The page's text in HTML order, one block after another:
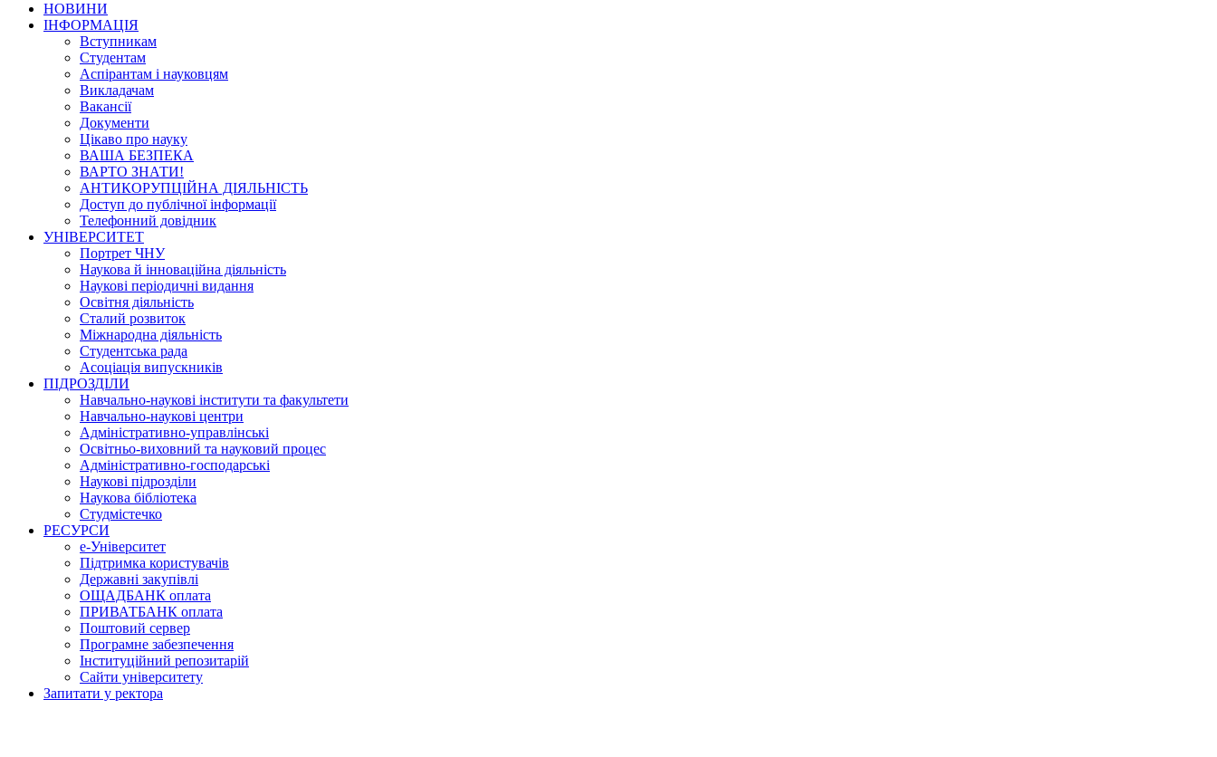
НОВИНИ
ІНФОРМАЦІЯ
Вступникам
Студентам
Аспірантам і науковцям
Викладачам
Вакансії
Документи
Цікаво про науку
ВАША БЕЗПЕКА
ВАРТО ЗНАТИ!
АНТИКОРУПЦІЙНА ДІЯЛЬНІСТЬ
Доступ до публічної інформації
Телефонний довідник
УНІВЕРСИТЕТ
Портрет ЧНУ
Наукова й інноваційна діяльність
Наукові періодичні видання
Освітня діяльність
Сталий розвиток
Міжнародна діяльність
Студентська рада
Асоціація випускників
ПІДРОЗДІЛИ
Навчально-наукові інститути та факультети
Навчально-наукові центри
Адміністративно-управлінські
Освітньо-виховний та науковий процес
Адміністративно-господарські
Наукові підрозділи
Наукова бібліотека
Студмістечко
РЕСУРСИ
е-Університет
Підтримка користувачів
Державні закупівлі
ОЩАДБАНК оплата
ПРИВАТБАНК оплата
Поштовий сервер
Програмне забезпечення
Інституційний репозитарій
Сайти університету
Запитати у ректора